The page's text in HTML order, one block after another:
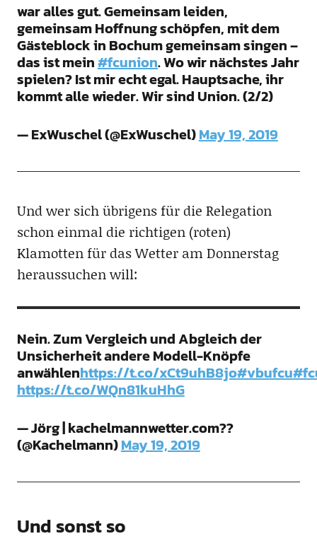
war alles gut. Gemeinsam leiden,
gemeinsam Hoffnung schöpfen, mit dem
Gästeblock in Bochum gemeinsam singen –
das ist mein#fcunion. Wo wir nächstes Jahr
spielen? Ist mir echt egal. Hauptsache, ihr
kommt alle wieder. Wir sind Union. (2/2)
— ExWuschel (@ExWuschel)May 19, 2019
Und wer sich übrigens für die Relegation
schon einmal die richtigen (roten)
Klamotten für das Wetter am Donnerstag
heraussuchen will:
Nein. Zum Vergleich und Abgleich der
Unsicherheit andere Modell-Knöpfe
anwählenhttps://t.co/xCt9uhB8jo#vbufcu
https://t.co/WQn81kuHhG
— Jörg | kachelmannwetter.com??
(@Kachelmann)May 19, 2019
Und sonst so